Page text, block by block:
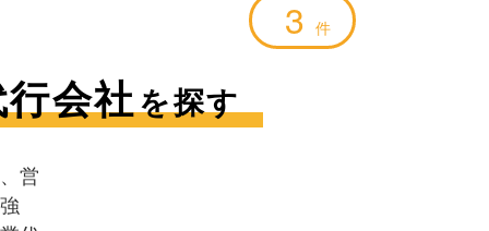
3 件
会社 を探す
営